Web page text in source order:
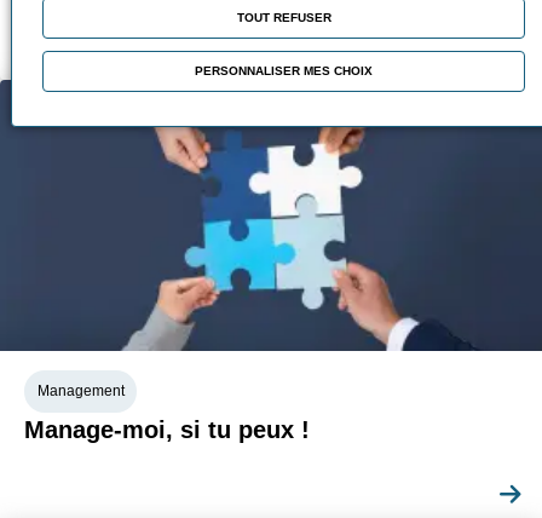
Management
Manage-moi, si tu peux !
TOUT REFUSER
PERSONNALISER MES CHOIX